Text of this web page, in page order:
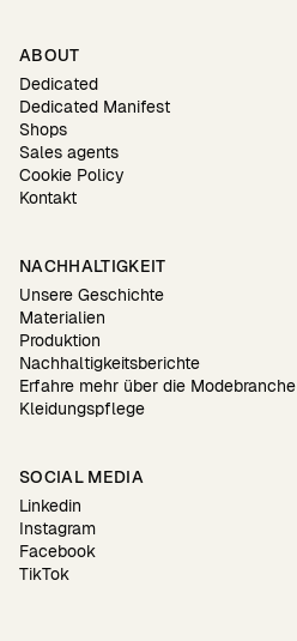
ABOUT
Dedicated
Dedicated Manifest
Shops
Sales agents
Cookie Policy
Kontakt
NACHHALTIGKEIT
Unsere Geschichte
Materialien
Produktion
Nachhaltigkeitsberichte
Erfahre mehr über die Modebranche
Kleidungspflege
SOCIAL MEDIA
Linkedin
Instagram
Facebook
TikTok